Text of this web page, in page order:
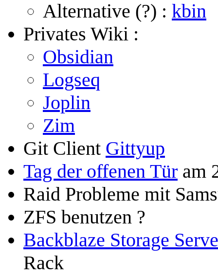
Alternative (?) : kbin
Privates Wiki :
Obsidian
Logseq
Joplin
Zim
Git Client Gittyup
Tag der offenen Tür am
Raid Probleme mit
ZFS benutzen ?
Backblaze Storage
Rack